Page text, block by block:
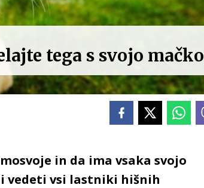
tega s svojo mačko
in da ima vsaka svojo
vedeti vsi lastniki hišnih